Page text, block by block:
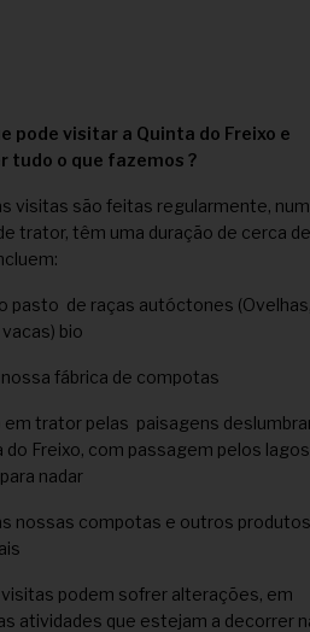
pode visitar a Quinta do Freixo e
tudo o que fazemos ?
visitas são feitas regularmente, num
trator, têm uma duração de cerca
pasto de raças autóctones (Ovelhas,
bio
fábrica de compotas
em trator pelas paisagens
do Freixo, com passagem pelos lagos
nadar
nossas compotas e outros produtos
visitas podem sofrer alterações, em
atividades que estejam a decorrer